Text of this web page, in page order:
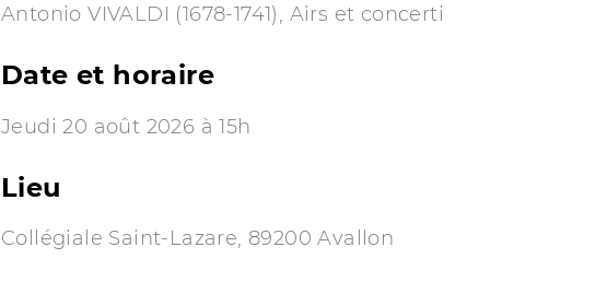
Antonio VIVALDI (1678-1741), Airs et concerti
Date et horaire
Jeudi 20 août 2026 à 15h
Lieu
Collégiale Saint-Lazare, 89200 Avallon